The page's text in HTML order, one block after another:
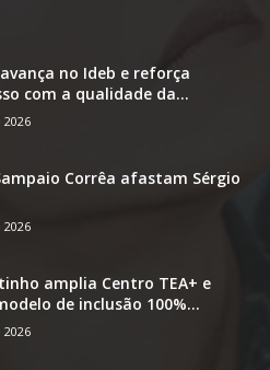
no Ideb e reforça
com a qualidade da...
Corrêa afastam Sérgio
amplia Centro TEA+ e
de inclusão 100%...